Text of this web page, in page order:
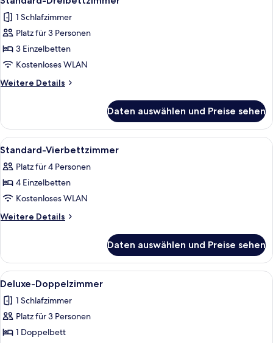
Fotos
für
Standard-
Dreibettzimmer
anzeigen
1 Schlafzimmer
Platz für 3 Personen
3 Einzelbetten
Kostenloses WLAN
Weitere Details
Weitere
Dreibettzimmer
Daten auswählen und Preise sehen
Alle
Fotos
für
Standard-
Vierbettzimmer
anzeigen
Ein Hotelzimmer mit einem großen
2
Standard-Vierbettzimmer
Platz für 4 Personen
4 Einzelbetten
Kostenloses WLAN
Weitere Details
Weitere
Vierbettzimmer
Daten auswählen und Preise sehen
Alle
Fotos
für
Deluxe-
Doppelzimmer
Ein Doppelbett mit einem rot-
3
Deluxe-Doppelzimmer
1 Schlafzimmer
Platz für 3 Personen
1 Doppelbett